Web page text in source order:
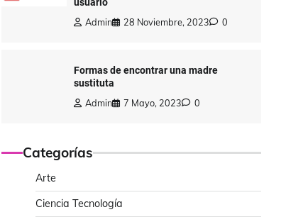
usuario
Admin
28 Noviembre, 2023 0
Formas de encontrar una madre
sustituta
Admin
7 Mayo, 2023 0
Categorías
Arte
Ciencia Tecnología